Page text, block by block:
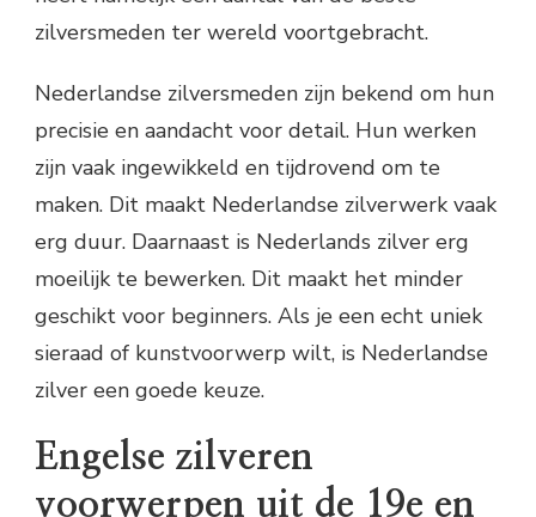
zilversmeden ter wereld voortgebracht.
Nederlandse zilversmeden zijn bekend om hun
precisie en aandacht voor detail. Hun werken
zijn vaak ingewikkeld en tijdrovend om te
maken. Dit maakt Nederlandse zilverwerk vaak
erg duur. Daarnaast is Nederlands zilver erg
moeilijk te bewerken. Dit maakt het minder
geschikt voor beginners. Als je een echt uniek
sieraad of kunstvoorwerp wilt, is Nederlandse
zilver een goede keuze.
Engelse zilveren
voorwerpen uit de 19e en